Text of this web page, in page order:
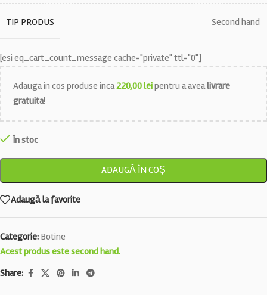
TIP PRODUS Second hand
[esi eq_cart_count_message cache="private" ttl="0"]
Adauga in cos produse inca220,00leipentru a avealivrare
gratuita!
În stoc
ADAUGĂ ÎN COȘ
Adaugă la favorite
Categorie: Botine
Acest produs este second hand.
Share: